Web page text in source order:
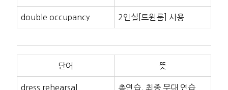
double occupancy 2인실[트윈룸] 사용
단어 뜻
dress rehearsal 총연습, 최종 무대 연습